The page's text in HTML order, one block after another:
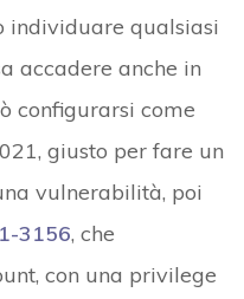
individuare qualsiasi
accadere anche in
configurarsi come
giusto per fare un
vulnerabilità, poi
3156, che
con una privilege